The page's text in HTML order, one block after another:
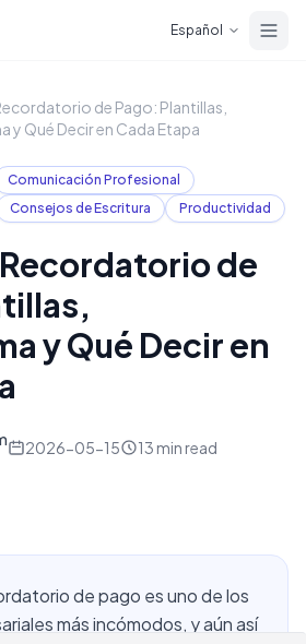
Español
de Pago: Plantillas,
y Qué Decir en Cada Etapa
Comunicación Profesional
Consejos de Escritura Productividad
de
y Qué Decir en
2026-05-15 13 min read
de pago es uno de los
más incómodos, y aún así